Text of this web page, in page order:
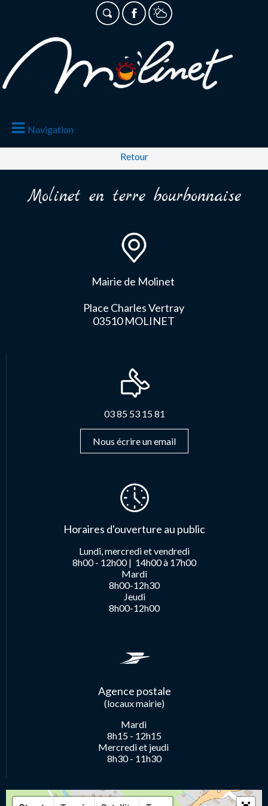
Navigation
Retour
Molinet en terre bourbonnaise
Mairie de Molinet
Place Charles Vertray
03510 MOLINET
03 85 53 15 81
Nous écrire un email
Horaires d'ouverture au public
Lundi, mercredi et vendredi
8h00 - 12h00 | 14h00 à 17h00
Mardi
8h00-12h30
Jeudi
8h00-12h00
Agence postale
(locaux mairie)
Mardi
8h15 - 12h15
Mercredi et jeudi
8h30 - 11h30